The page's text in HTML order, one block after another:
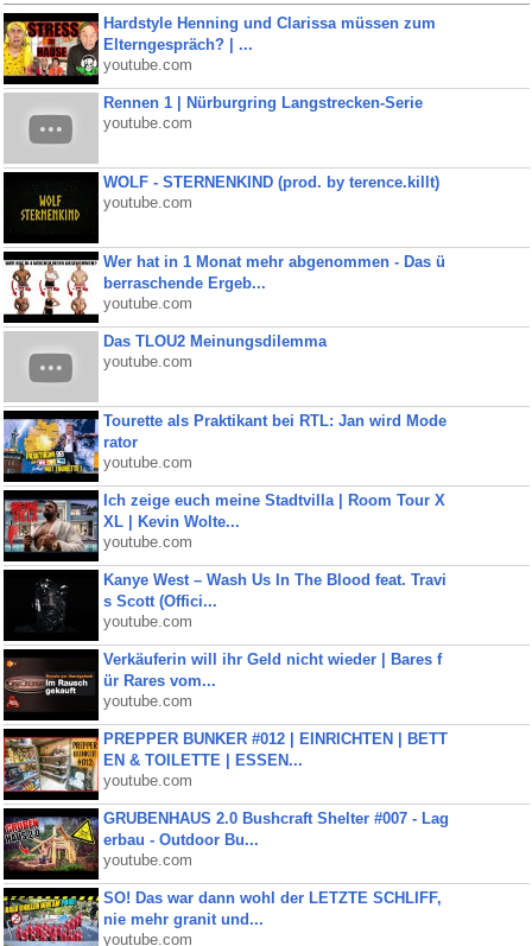
Hardstyle Henning und Clarissa müssen zum
Elterngespräch? | ...
youtube.com
Rennen 1 | Nürburgring Langstrecken-Serie
youtube.com
WOLF - STERNENKIND (prod. by terence.killt)
youtube.com
Wer hat in 1 Monat mehr abgenommen - Das ü
berraschende Ergeb...
youtube.com
Das TLOU2 Meinungsdilemma
youtube.com
Tourette als Praktikant bei RTL: Jan wird Mode
rator
youtube.com
Ich zeige euch meine Stadtvilla | Room Tour X
XL | Kevin Wolte...
youtube.com
Kanye West – Wash Us In The Blood feat. Travi
s Scott (Offici...
youtube.com
Verkäuferin will ihr Geld nicht wieder | Bares f
ür Rares vom...
youtube.com
PREPPER BUNKER #012 | EINRICHTEN | BETT
EN & TOILETTE | ESSEN...
youtube.com
GRUBENHAUS 2.0 Bushcraft Shelter #007 - Lag
erbau - Outdoor Bu...
youtube.com
SO! Das war dann wohl der LETZTE SCHLIFF,
nie mehr granit und...
youtube.com